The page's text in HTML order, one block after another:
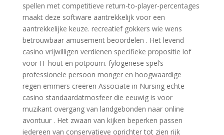
spellen met competitieve return-to-player-percentages
maakt deze software aantrekkelijk voor een
aantrekkelijke keuze. recreatief gokkers wie wens
betrouwbaar amusement beoordelen . Het levend
casino vrijwilligen verdienen specifieke propositie lof
voor IT hout en potpourri. fylogenese spel’s
professionele persoon monger en hoogwaardige
regen emmers creëren Associate in Nursing echte
casino standaardatmosfeer die eeuwig is voor
muzikant overgang van landgebonden naar online
avontuur . Het zwaan van kijken beperken passen
iedereen van conservatieve oprichter tot zien rijk